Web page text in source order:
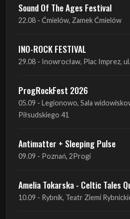
Sound Of The Ages Festival
22.08 - Ćmielów, Zamek Ćmielów
INO-ROCK FESTIVAL
29.08 - Inowrocław, Plac Imprez,
ProgRockFest 2026
05.09 - Legionowo, Sala
Piłsudskiego 41
Antimatter + Sleeping Pulse
09.09 - Poznań, 2Progi
Amelia Tokarska - Celtic Tales
10.09 - Rybnik, Teatr Ziemi